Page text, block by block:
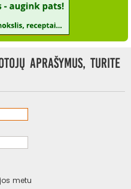
aprašymus, turite
metu